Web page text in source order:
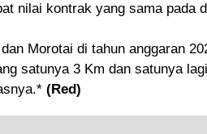
nilai kontrak yang sama pada
Morotai di tahun anggaran
satunya 3 Km dan satunya
(Red)